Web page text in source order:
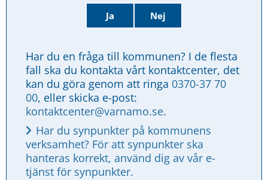
Ja Nej
Har du en fråga till kommunen? I de flesta
fall ska du kontakta vårt kontaktcenter, det
kan du göra genom att ringa 0370-37 70
00
kontaktcenter@varnamo.se.
Har du synpunkter på kommunens
verksamhet? För att synpunkter ska
hanteras korrekt, använd dig av vår e-
tjänst för synpunkter.